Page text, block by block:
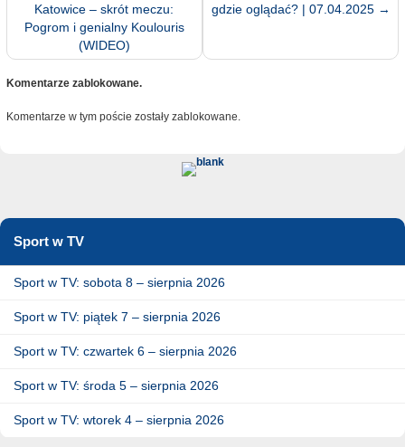
Katowice – skrót meczu:
Pogrom i genialny Koulouris
(WIDEO)
gdzie oglądać? | 07.04.2025 →
Komentarze zablokowane.
Komentarze w tym poście zostały zablokowane.
Sport w TV
Sport w TV: sobota 8 – sierpnia 2026
Sport w TV: piątek 7 – sierpnia 2026
Sport w TV: czwartek 6 – sierpnia 2026
Sport w TV: środa 5 – sierpnia 2026
Sport w TV: wtorek 4 – sierpnia 2026